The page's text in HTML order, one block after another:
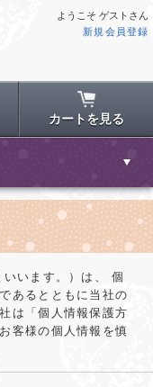
ようこそ ゲストさん
新規会員登録
カートを見る
います。）は、 個
あるとともに当社の
は「個人情報保護方
客様の個人情報を慎